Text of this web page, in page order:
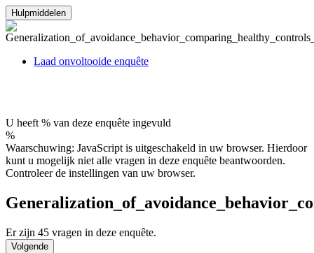
Hulpmiddelen
Laad onvoltooide enquête
U heeft % van deze enquête ingevuld
%
Waarschuwing: JavaScript is uitgeschakeld in uw browser. Hierdoor
kunt u mogelijk niet alle vragen in deze enquête beantwoorden.
Controleer de instellingen van uw browser.
Er zijn 45 vragen in deze enquête.
Volgende